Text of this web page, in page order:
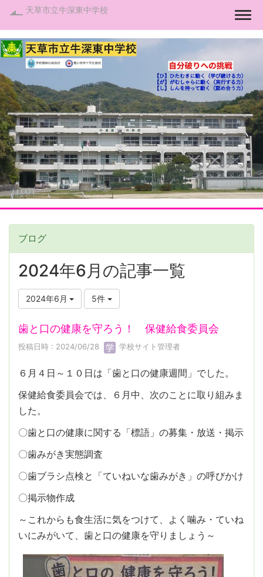
天草市立牛深東中学校
ブログ
2024年6月の記事一覧
2024年6月 5件
歯と口の健康を守ろう！ 保健給食委員会
投稿日時 : 2024/06/28 学校サイト管理者
６月４日～１０日は「歯と口の健康週間」でした。
保健給食委員会では、６月中、次のことに取り組みま
した。
〇歯と口の健康に関する「標語」の募集・放送・掲示
〇歯みがき実態調査
〇歯ブラシ点検と「ていねいな歯みがき」の呼びかけ
〇掲示物作成
～これからも食生活に気をつけて、よく噛み・ていね
いにみがいて、歯と口の健康を守りましょう～